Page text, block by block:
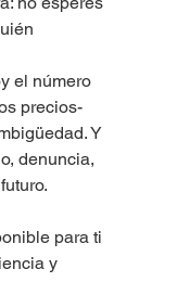
el número
precios-
Y
denuncia,
para ti
y